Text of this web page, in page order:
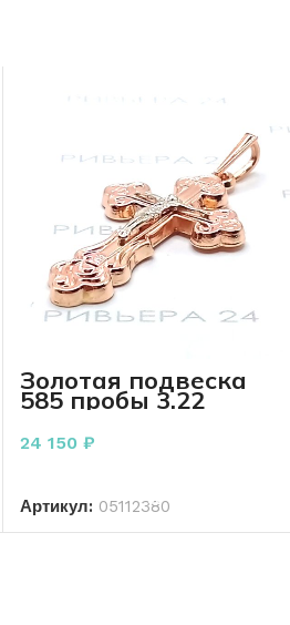
Золотая подвеска
585 пробы 3.22
грамма
24 150 ₽
Артикул: 05112380